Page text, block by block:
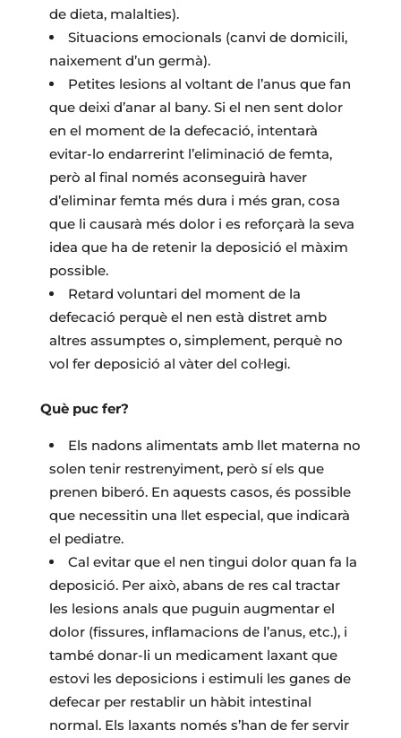
de dieta, malalties).
Situacions emocionals (canvi de domicili,
naixement d’un germà).
Petites lesions al voltant de l’anus que fan
que deixi d’anar al bany. Si el nen sent dolor
en el moment de la defecació, intentarà
evitar-lo endarrerint l’eliminació de femta,
però al final només aconseguirà haver
d’eliminar femta més dura i més gran, cosa
que li causarà més dolor i es reforçarà la seva
idea que ha de retenir la deposició el màxim
possible.
Retard voluntari del moment de la
defecació perquè el nen està distret amb
altres assumptes o, simplement, perquè no
vol fer deposició al vàter del col·legi.
Què puc fer?
Els nadons alimentats amb llet materna no
solen tenir restrenyiment, però sí els que
prenen biberó. En aquests casos, és possible
que necessitin una llet especial, que indicarà
el pediatre.
Cal evitar que el nen tingui dolor quan fa la
deposició. Per això, abans de res cal tractar
les lesions anals que puguin augmentar el
dolor (fissures, inflamacions de l’anus, etc.), i
també donar-li un medicament laxant que
estovi les deposicions i estimuli les ganes de
defecar per restablir un hàbit intestinal
normal. Els laxants només s’han de fer servir